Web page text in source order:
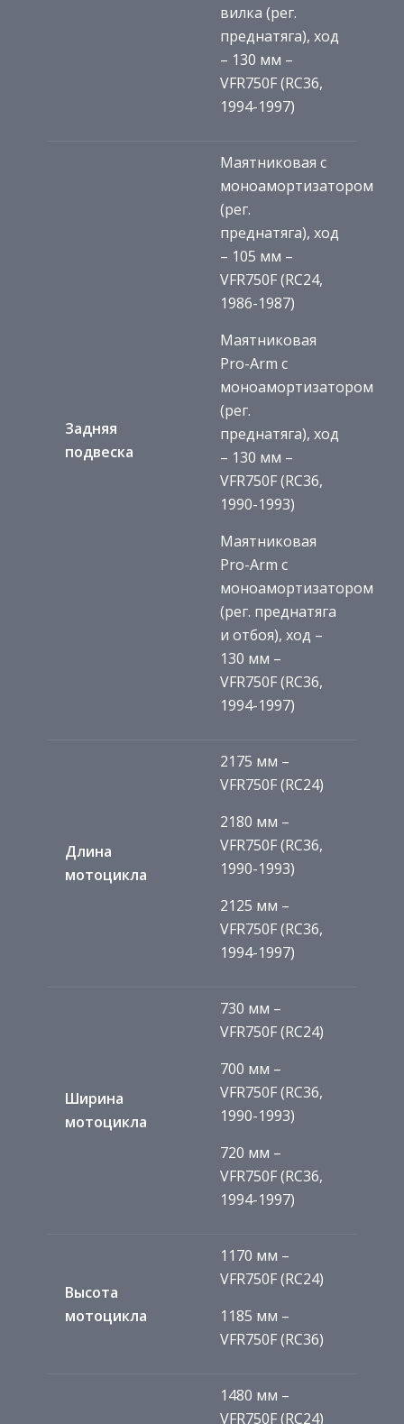
вилка (рег.
преднатяга), ход
– 130 мм –
VFR750F (RC36,
1994-1997)
Задняя
подвеска
Маятниковая с
моноамортизатором
(рег.
преднатяга), ход
– 105 мм –
VFR750F (RC24,
1986-1987)
Маятниковая
Pro-Arm с
моноамортизатором
(рег.
преднатяга), ход
– 130 мм –
VFR750F (RC36,
1990-1993)
Маятниковая
Pro-Arm с
моноамортизатором
(рег. преднатяга
и отбоя), ход –
130 мм –
VFR750F (RC36,
1994-1997)
Длина
мотоцикла
2175 мм –
VFR750F (RC24)
2180 мм –
VFR750F (RC36,
1990-1993)
2125 мм –
VFR750F (RC36,
1994-1997)
Ширина
мотоцикла
730 мм –
VFR750F (RC24)
700 мм –
VFR750F (RC36,
1990-1993)
720 мм –
VFR750F (RC36,
1994-1997)
Высота
мотоцикла
1170 мм –
VFR750F (RC24)
1185 мм –
VFR750F (RC36)
1480 мм –
VFR750F (RC24)